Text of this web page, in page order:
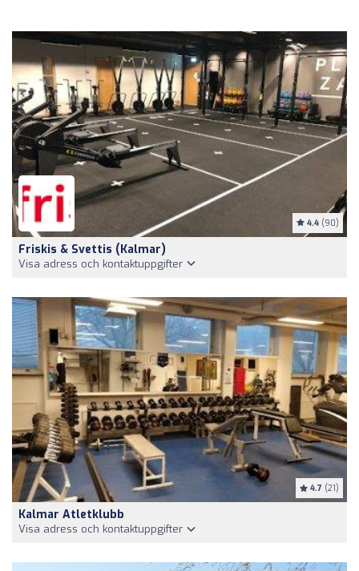
4.4 (90)
Friskis & Svettis (kalmar)
Visa adress och kontaktuppgifter
4.7 (21)
Kalmar Atletklubb
Visa adress och kontaktuppgifter